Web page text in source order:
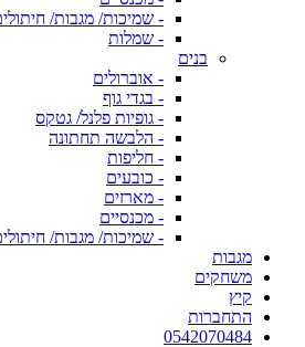
- שמיכות/ מגבות/
- שמלות
בנים
- אוברולים
- בגדי גוף
- גופיות פלנל/ גטקס
- הלבשה תחתונה
- חליפות
- כובעים
- מארזים
- מכנסיים
- שמיכות/ מגבות/
מגבות
משחקים
קיץ
התחברות
0542070484